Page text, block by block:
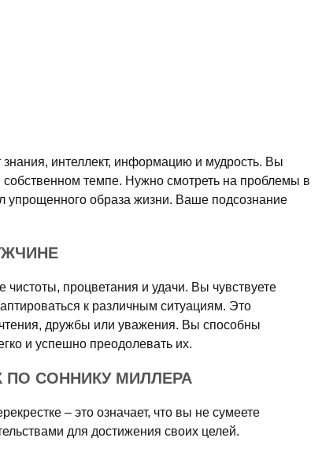
интеллект, информацию и мудрость. Вы
собственном темпе. Нужно смотреть на проблемы в
упрощенного образа жизни. Ваше подсознание
процветания и удачи. Вы чувствуете
к различным ситуациям. Это
дружбы или уважения. Вы способны
и успешно преодолевать их.
ПО СОННИКУ МИЛЛЕРА
– это означает, что вы не сумеете
для достижения своих целей.